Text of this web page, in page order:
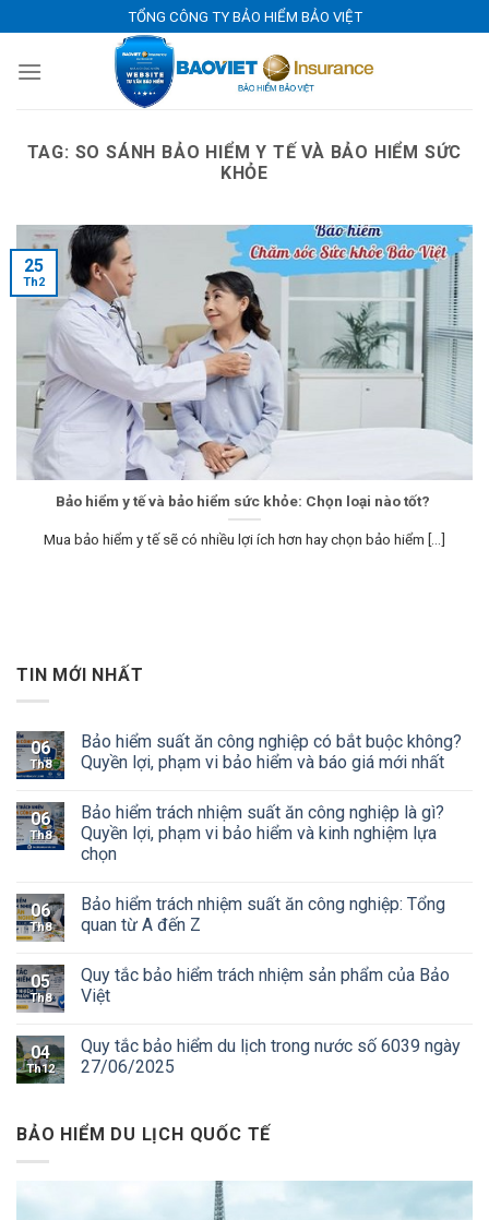
to
content
TỔNG CÔNG TY BẢO HIỂM BẢO VIỆT
TAG: SO SÁNH BẢO HIỂM Y TẾ VÀ BẢO HIỂM SỨC
KHỎE
Bảo hiểm y tế và bảo hiểm sức khỏe: Chọn loại nào tốt?
Mua bảo hiểm y tế sẽ có nhiều lợi ích hơn hay chọn bảo hiểm [...]
25
Th2
TIN MỚI NHẤT
06
Th8
Bảo hiểm suất ăn công nghiệp có bắt buộc không?
Quyền lợi, phạm vi bảo hiểm và báo giá mới nhất
06
Th8
Bảo hiểm trách nhiệm suất ăn công nghiệp là gì?
Quyền lợi, phạm vi bảo hiểm và kinh nghiệm lựa
chọn
06
Th8
Bảo hiểm trách nhiệm suất ăn công nghiệp: Tổng
quan từ A đến Z
05
Th8
Quy tắc bảo hiểm trách nhiệm sản phẩm của Bảo
Việt
04
Th12
Quy tắc bảo hiểm du lịch trong nước số 6039 ngày
27/06/2025
BẢO HIỂM DU LỊCH QUỐC TẾ